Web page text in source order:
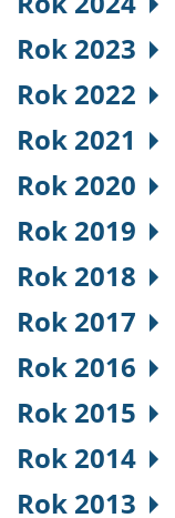
Rok 2023
Rok 2022
Rok 2021
Rok 2020
Rok 2019
Rok 2018
Rok 2017
Rok 2016
Rok 2015
Rok 2014
Rok 2013